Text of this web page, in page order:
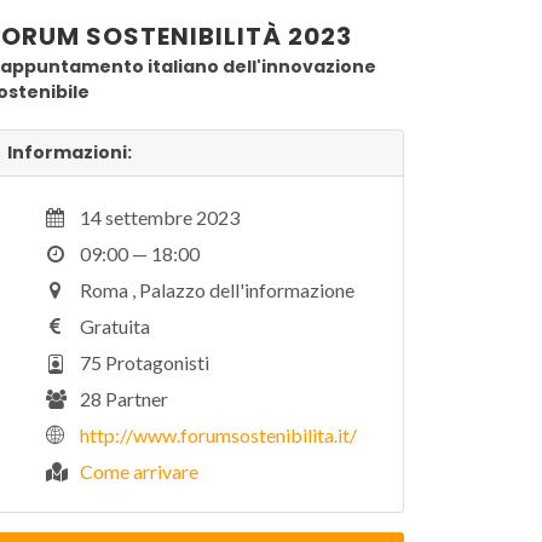
SOSTENIBILITÀ 2023
italiano dell'innovazione
Informazioni:
14 settembre 2023
09:00 — 18:00
Roma , Palazzo dell'informazione
Gratuita
75 Protagonisti
28 Partner
http://www.forumsostenibilita.it/
Come arrivare